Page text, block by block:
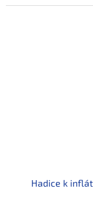
Hadice k